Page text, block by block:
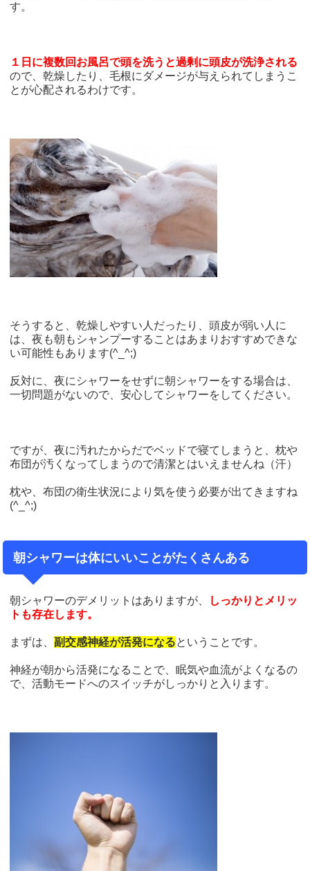
す。
１日に複数回お風呂で頭を洗うと過剰に頭皮が洗浄される
ので、乾燥したり、毛根にダメージが与えられてしまうこ
とが心配されるわけです。
そうすると、乾燥しやすい人だったり、頭皮が弱い人に
は、夜も朝もシャンプーすることはあまりおすすめできな
い可能性もあります(^_^;)
反対に、夜にシャワーをせずに朝シャワーをする場合は、
一切問題がないので、安心してシャワーをしてください。
ですが、夜に汚れたからだでベッドで寝てしまうと、枕や
布団が汚くなってしまうので清潔とはいえませんね（汗）
枕や、布団の衛生状況により気を使う必要が出てきますね
(^_^;)
朝シャワーは体にいいことがたくさんある
朝シャワーのデメリットはありますが、
しっかりとメリッ
トも存在します。
まずは、副交感神経が活発になるということです。
神経が朝から活発になることで、眠気や血流がよくなるの
で、活動モードへのスイッチがしっかりと入ります。